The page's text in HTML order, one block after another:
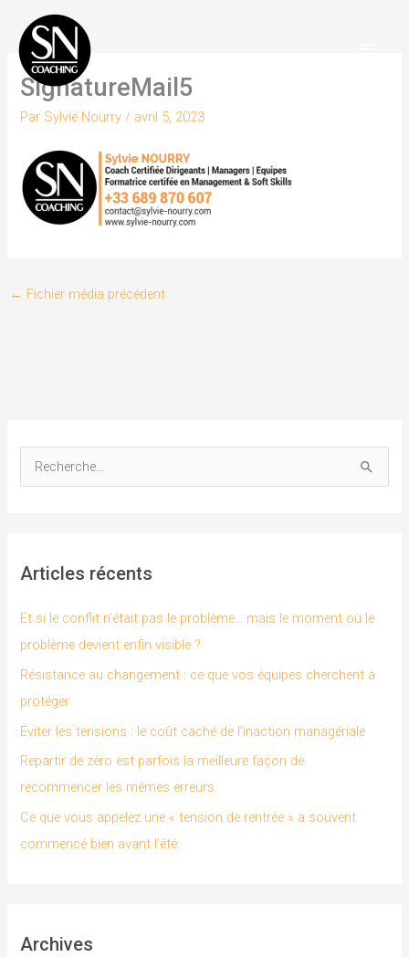
contenu
SignatureMail5
Par Sylvie Nourry/ avril 5, 2023
← Fichier média précédent
e
h
e
r
:
Articles récents
Et si le conflit n’était pas le problème… mais le moment où le
problème devient enfin visible ?
Résistance au changement : ce que vos équipes cherchent à
protéger
Éviter les tensions : le coût caché de l’inaction managériale
Repartir de zéro est parfois la meilleure façon de
recommencer les mêmes erreurs.
Ce que vous appelez une « tension de rentrée » a souvent
commencé bien avant l’été.
Archives